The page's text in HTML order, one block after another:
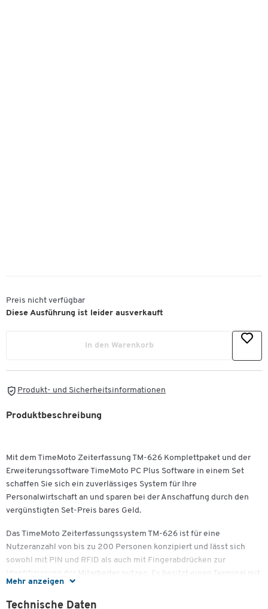
Preis nicht verfügbar
Diese Ausführung ist leider ausverkauft
In den Warenkorb
Produkt- und Sicherheitsinformationen
Mehr anzeigen
Produktbeschreibung
Mit dem TimeMoto Zeiterfassung TM-626 Komplettpaket und der
Erweiterungssoftware TimeMoto PC Plus Software in einem Set
schaffen Sie sich ein zuverlässiges System für Ihre
Personalwirtschaft an und sparen bei der Anschaffung durch den
vergünstigten Set-Preis bares Geld.
Das TimeMoto Zeiterfassungssystem TM-626 ist für eine
Nutzeranzahl von bis zu 200 Personen konzipiert und lässt sich
sowohl mit PIN und RFID als auch mit Fingerabdrücken zur
Identifizierung der Mitarbeiter nutzen. Es besitzt einen Terminal mit
großem Display, das sich durch seine intuitive und
benutzerfreundliche Oberfläche auszeichnet. Das bewährte
Technische Daten